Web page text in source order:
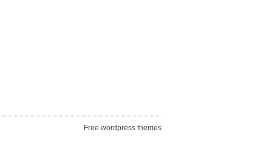
Free wordpress themes